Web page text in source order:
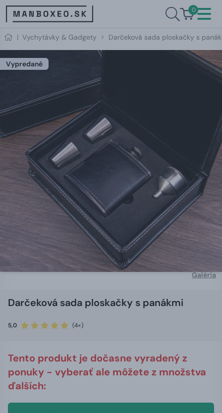
0
| Vychytávky & Gadgety Darčeková sada ploskačky s
Vypredané
Galéria
Darčeková sada ploskačky s panákmi
5,0 (4×)
Tento produkt je dočasne vyradený z
ponuky - vyberať ale môžete z množstva
ďalších: